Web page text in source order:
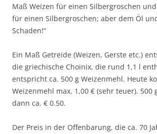
Maß Weizen für einen Silbergroschen
für einen Silbergroschen; aber dem Öl
Schaden!“
Ein Maß Getreide (Weizen, Gerste etc.)
die griechische Choinix, die rund 1,1 l
entspricht ca. 500 g Weizenmehl. Heute
Weizenmehl max. 1,00 € (sehr teuer). 500
dann ca. € 0.50.
Der Preis in der Offenbarung, die ca. 70